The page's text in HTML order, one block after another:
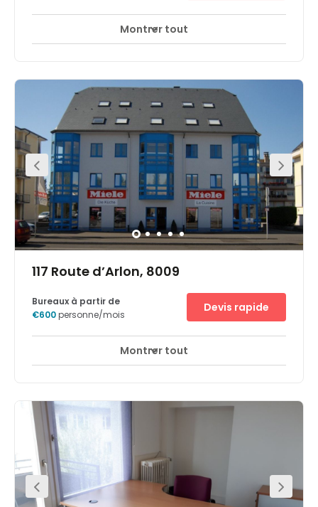
Accès 24 heures sur 24 Salles de réunion
Institutionen und 20 Minuten vom internationalen
Flughafen entfernt.
Montrer tout
117 Route d’Arlon, 8009
Accès 24 heures sur 24 Salles de réunion
Autobahnen, in fünf Minuten Entfernung vom
Stadtzentrum Luxemburgs, nahe des Bahnhofes oder
auch 10 Minuten vom Luxemburger Flughafen entfernt.
Bureaux à partir de
€600personne/mois
Devis rapide
Montrer tout